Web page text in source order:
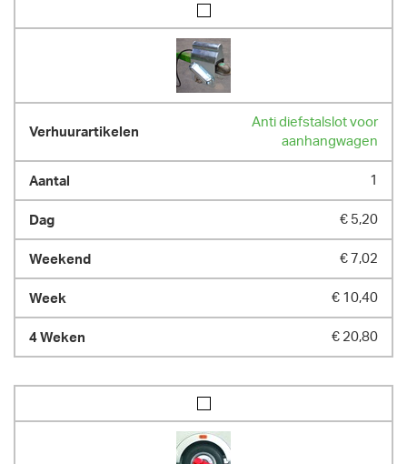
Anti diefstalslot voor
aanhangwagen
1
€ 5,20
€ 7,02
€ 10,40
€ 20,80